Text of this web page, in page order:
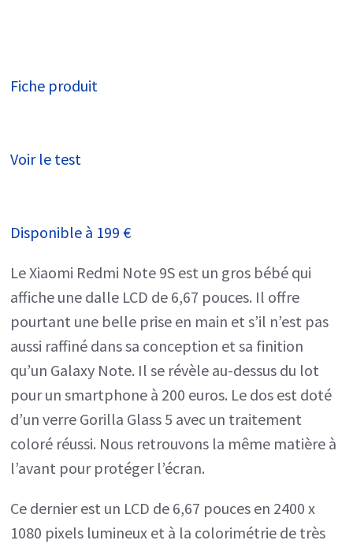
Fiche produit
Voir le test
Disponible à 199 €
Le Xiaomi Redmi Note 9S est un gros bébé qui
affiche une dalle LCD de 6,67 pouces. Il offre
pourtant une belle prise en main et s’il n’est pas
aussi raffiné dans sa conception et sa finition
qu’un Galaxy Note. Il se révèle au-dessus du lot
pour un smartphone à 200 euros. Le dos est doté
d’un verre Gorilla Glass 5 avec un traitement
coloré réussi. Nous retrouvons la même matière à
l’avant pour protéger l’écran.
Ce dernier est un LCD de 6,67 pouces en 2400 x
1080 pixels lumineux et à la colorimétrie de très